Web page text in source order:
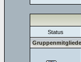
Status